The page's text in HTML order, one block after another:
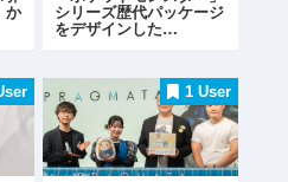
か シリーズ歴代パッケージ
をデザインした…
1 User